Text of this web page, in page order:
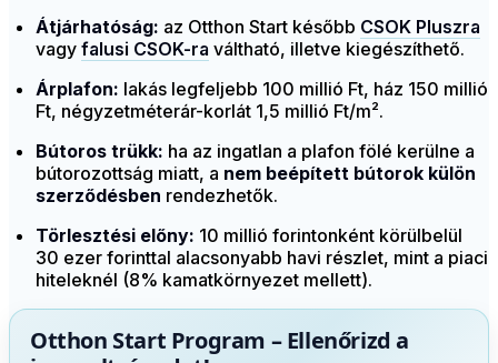
Átjárhatóság: az Otthon Start később CSOK Pluszra
vagy falusi CSOK-ra váltható, illetve kiegészíthető.
Árplafon: lakás legfeljebb 100 millió Ft, ház 150 millió
Ft, négyzetméterár-korlát 1,5 millió Ft/m².
Bútoros trükk: ha az ingatlan a plafon fölé kerülne a
bútorozottság miatt, a nem beépített bútorok külön
szerződésben rendezhetők.
Törlesztési előny: 10 millió forintonként körülbelül
30 ezer forinttal alacsonyabb havi részlet, mint a piaci
hiteleknél (8% kamatkörnyezet mellett).
Otthon Start Program – Ellenőrizd a